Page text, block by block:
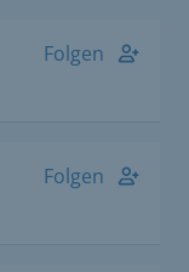
Folgen
Folgen